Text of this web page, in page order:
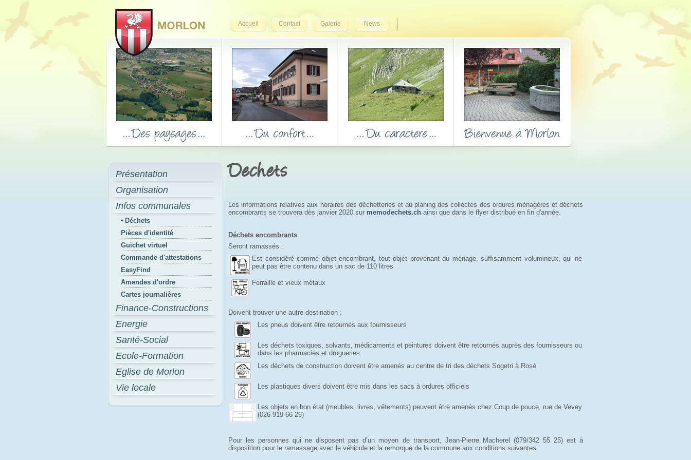
Accueil Contact Galerie News
Présentation
Organisation
Infos communales
Déchets
Pièces d'identité
Guichet virtuel
Commande d'attestations
EasyFind
Amendes d'ordre
Cartes journalières
Finance-Constructions
Energie
Santé-Social
Ecole-Formation
Eglise de Morlon
Vie locale
Dechets
Les informations relatives aux horaires des déchetteries et au planing des collectes des ordures ménagères et déchets
encombrants se trouvera dès janvier 2020 sur memodechets.ch ainsi que dans le flyer distribué en fin d'année.
Déchets encombrants
Seront ramassés :
Est considéré comme objet encombrant, tout objet provenant du ménage, suffisamment volumineux, qui ne
peut pas être contenu dans un sac de 110 litres
Ferraille et vieux métaux
Doivent trouver une autre destination :
Les pneus doivent être retournés aux fournisseurs
Les déchets toxiques, solvants, médicaments et peintures doivent être retournés auprès des fournisseurs ou
dans les pharmacies et drogueries
Les déchets de construction doivent être amenés au centre de tri des déchets Sogetri à Rosé
Les plastiques divers doivent être mis dans les sacs à ordures officiels
Les objets en bon état (meubles, livres, vêtements) peuvent être amenés chez Coup de pouce, rue de Vevey
(026 919 66 26)
Pour les personnes qui ne disposent pas d’un moyen de transport, Jean-Pierre Macherel (079/342 55 25) est à
disposition pour le ramassage avec le véhicule et la remorque de la commune aux conditions suivantes :